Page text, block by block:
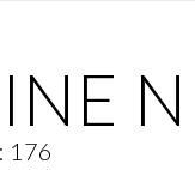
N
176